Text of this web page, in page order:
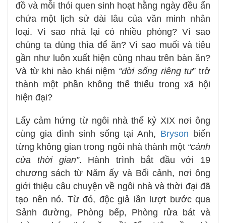
đồ và mỗi thói quen sinh hoạt hằng ngày đều ẩn
chứa một lịch sử dài lâu của văn minh nhân
loại. Vì sao nhà lại có nhiều phòng? Vì sao
chúng ta dùng thìa để ăn? Vì sao muối và tiêu
gần như luôn xuất hiện cùng nhau trên bàn ăn?
Và từ khi nào khái niệm “đời sống riêng tư”trở
thành một phần không thể thiếu trong xã hội
hiện đại?
Lấy cảm hứng từ ngôi nhà thế kỷ XIX nơi ông
cùng gia đình sinh sống tại Anh, Bryson biến
từng không gian trong ngôi nhà thành một “cánh
cửa thời gian”. Hành trình bắt đầu với 19
chương sách từ Năm ấy và Bối cảnh, nơi ông
giới thiệu câu chuyện về ngôi nhà và thời đại đã
tạo nên nó. Từ đó, độc giả lần lượt bước qua
Sảnh đường, Phòng bếp, Phòng rửa bát và